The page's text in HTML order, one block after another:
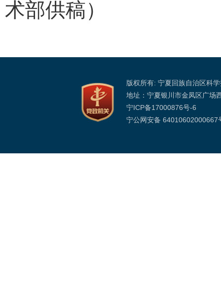
术部供稿）
版权所有: 宁夏回族自治区科
地址：宁夏银川市金凤区广场
宁ICP备17000876号-6
宁公网安备 64010602000667